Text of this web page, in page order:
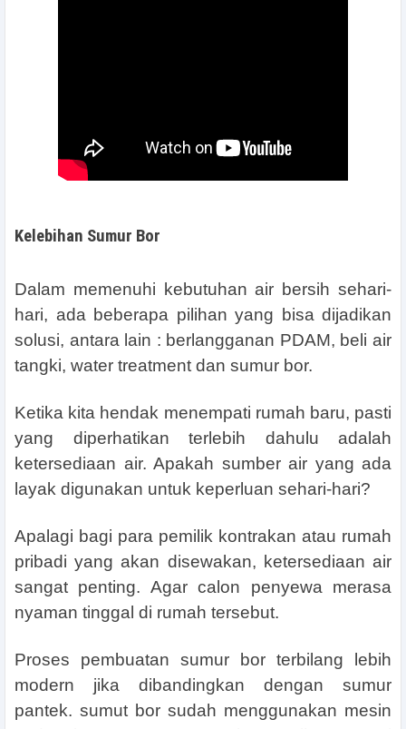
Kelebihan Sumur Bor
Dalam memenuhi kebutuhan air bersih sehari-
hari, ada beberapa pilihan yang bisa dijadikan
solusi, antara lain : berlangganan PDAM, beli air
tangki, water treatment dan sumur bor.
Ketika kita hendak menempati rumah baru, pasti
yang diperhatikan terlebih dahulu adalah
ketersediaan air. Apakah sumber air yang ada
layak digunakan untuk keperluan sehari-hari?
Apalagi bagi para pemilik kontrakan atau rumah
pribadi yang akan disewakan, ketersediaan air
sangat penting. Agar calon penyewa merasa
nyaman tinggal di rumah tersebut.
Proses pembuatan sumur bor terbilang lebih
modern jika dibandingkan dengan sumur
pantek. sumut bor sudah menggunakan mesin